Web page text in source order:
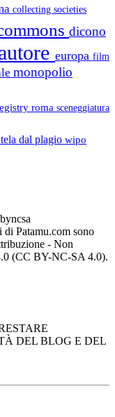
collecting societies
dicono
europa film
monopolio
roma sceneggiatura
dal plagio wipo
di Patamu.com sono
- Non
(CC BY-NC-SA 4.0).
DEL BLOG E DEL